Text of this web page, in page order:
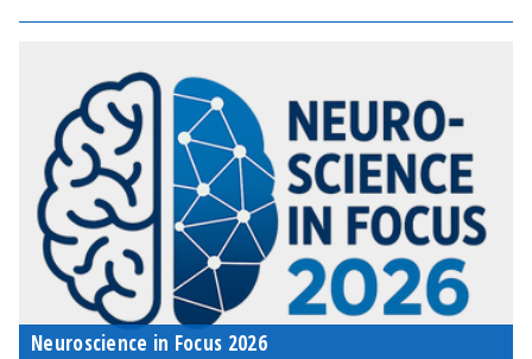
Neuroscience in Focus 2026